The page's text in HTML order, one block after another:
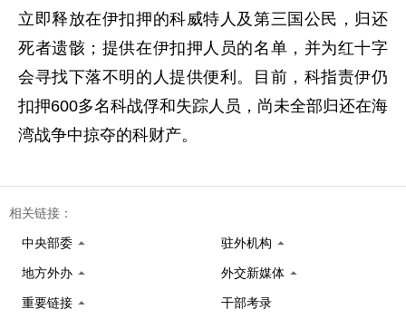
立即释放在伊扣押的科威特人及第三国公民，归还
死者遗骸；提供在伊扣押人员的名单，并为红十字
会寻找下落不明的人提供便利。目前，科指责伊仍
扣押600多名科战俘和失踪人员，尚未全部归还在海
湾战争中掠夺的科财产。
相关链接：
中央部委 驻外机构
地方外办 外交新媒体
重要链接 干部考录